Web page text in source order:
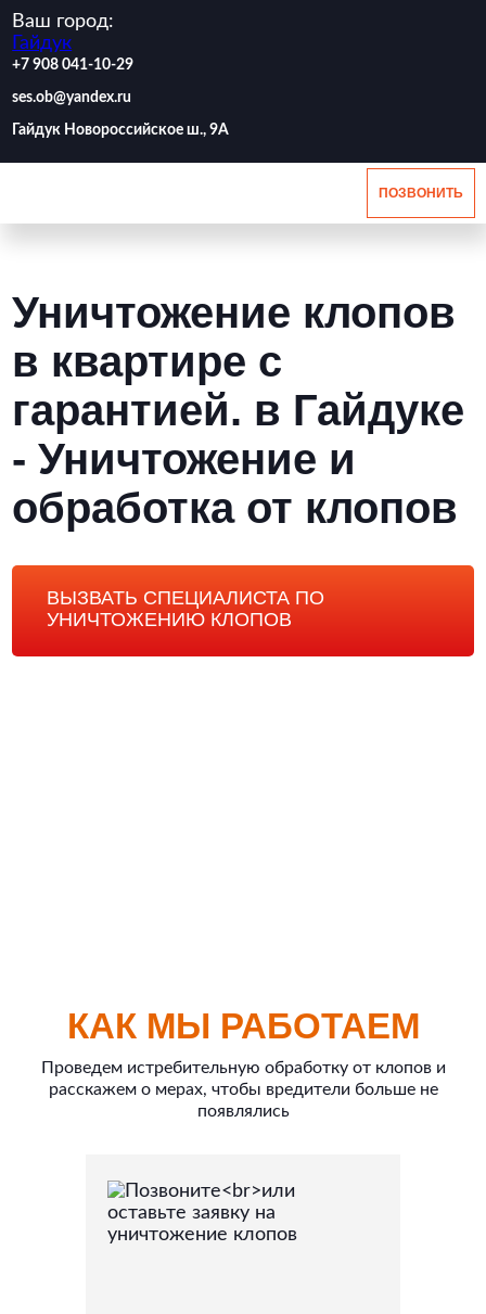
Ваш город:
Гайдук
‪+7 908 041-10-29
ses.ob@yandex.ru
Гайдук Новороссийское ш., 9А
ПОЗВОНИТЬ
Уничтожение клопов
в квартире с
гарантией. в Гайдуке
- Уничтожение и
обработка от клопов
ВЫЗВАТЬ СПЕЦИАЛИСТА ПО
УНИЧТОЖЕНИЮ КЛОПОВ
КАК МЫ РАБОТАЕМ
Проведем истребительную обработку от клопов и
расскажем о мерах, чтобы вредители больше не
появлялись